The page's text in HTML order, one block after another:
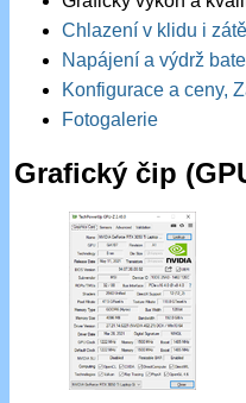
Chlazení v klidu i
Napájení a výdrž
Konfigurace a ceny,
Fotogalerie
Grafický čip